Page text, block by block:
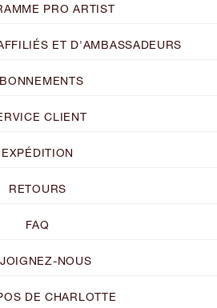
PRO ARTIST
ET D'AMBASSADEURS
CLIENT
EXPÉDITION
RETOURS
FAQ
NOUS
DE CHARLOTTE